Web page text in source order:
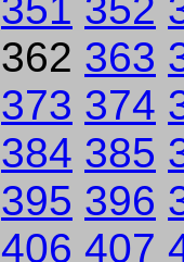
351 352
362 363
373 374
384 385
395 396
406 407